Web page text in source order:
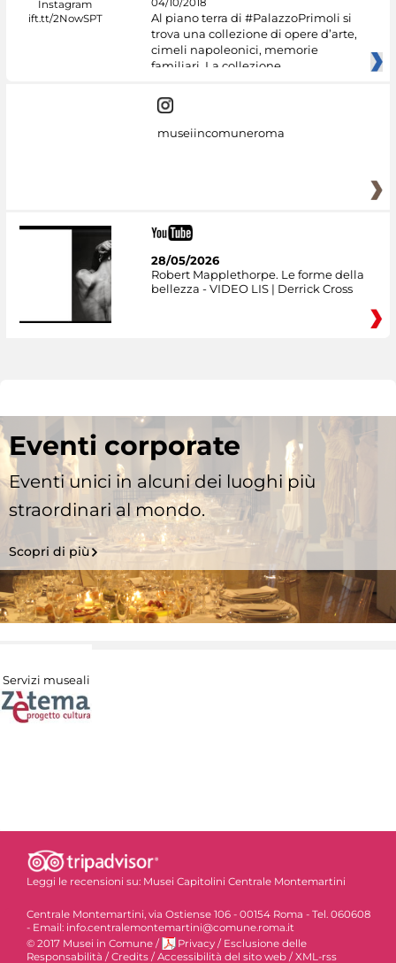
04/10/2018
Al piano terra di #PalazzoPrimoli si
trova una collezione di opere d’arte,
cimeli napoleonici, memorie
familiari. La collezione
museiincomuneroma
28/05/2026
Robert Mapplethorpe. Le forme della
bellezza - VIDEO LIS | Derrick Cross
Eventi corporate
Eventi unici in alcuni dei luoghi più
straordinari al mondo.
Scopri di più
Servizi museali
Leggi le recensioni su: Musei Capitolini Centrale Montemartini
Centrale Montemartini, via Ostiense 106 - 00154 Roma - Tel. 060608
- Email: info.centralemontemartini@comune.roma.it
© 2017 Musei in Comune / Privacy / Esclusione delle
Responsabilità / Credits / Accessibilità del sito web / XML-rss